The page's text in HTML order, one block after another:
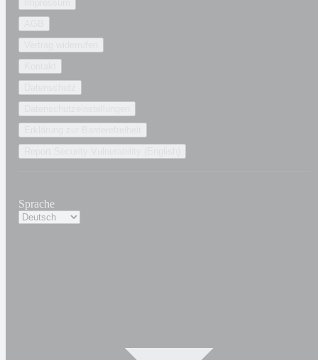
Sprache